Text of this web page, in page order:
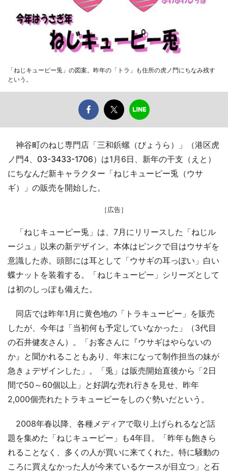
「ねじキューピー兎」の図案。昨年の「トラ」も住所の虎ノ門にちなみ残す
という。
神谷町のねじ専門店「三和鋲螺（びょうら）」（港区虎
ノ門4、 03-3433-1706）は1月6日、新年の干支（えと）
にちなんだ新キャラクター「ねじキューピー兎（ウサ
ギ）」の販売を開始した。
［広告］
「ねじキューピー兎」は、7月にリリースした「ねじル
ージュ」以来の新デザイン。本体はピンクで目はウサギを
意識した赤。頭部には耳として「ウサギの耳っぽい」白い
蝶ナットを装着する。「ねじキューピー」シリーズとして
は初のしっぽも備えた。
同店では昨年1月に黄色地の「トラキューピー」を販売
したが、今年は「当初何も予定していなかった」（3代目
の石井健友さん）。「お客さんに『ウサギはやらないの
か』と聞かれることもあり、年末になって制作担当の妹が
急きょデザインした」。「兎」は販売開始直後から「2日
間で50～60個以上」と好調な売れ行きを見せ、昨年
2,000個売れたトラキューピーをしのぐ勢いだという。
2008年春以降、各種メディアで取り上げられるなど話
題を集めた「ねじキューピー」も4年目。「昨年も飽きら
れることなく、多くの人が買いに来てくれた。特に騒動の
ころに買えなかった人が今来ているケースが目立つ」と石